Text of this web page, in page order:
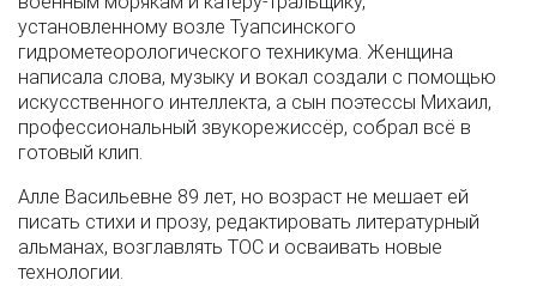
установленному возле Туапсинского
гидрометеорологического техникума. Женщина
написала слова, музыку и вокал создали с помощью
искусственного интеллекта, а сын поэтессы Михаил,
профессиональный звукорежиссёр, собрал всё в
готовый клип.
Алле Васильевне 89 лет, но возраст не мешает ей
писать стихи и прозу, редактировать литературный
альманах, возглавлять ТОС и осваивать новые
технологии.